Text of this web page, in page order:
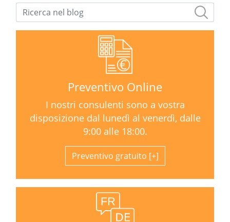
Preventivo Online
I nostri consulenti sono a vostra
disposizione dal lunedì al venerdì, dalle
9:00 alle 18:00.
Preventivo gratuito